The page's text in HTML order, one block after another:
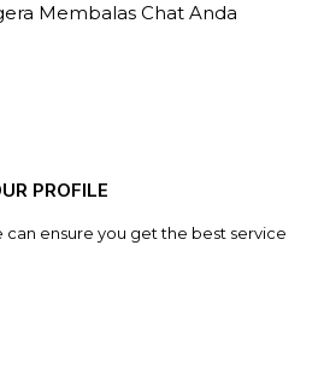
Membalas Chat Anda
PROFILE
ensure you get the best service